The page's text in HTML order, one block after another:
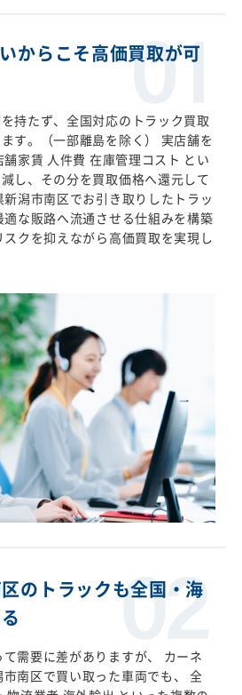
からこそ高価買取が可
持たず、全国対応のトラック買取
す。（一部離島を除く） 実店舗を
家賃 人件費 在庫管理コスト とい
し、その分を買取価格へ還元して
潟市南区でお引き取りしたトラッ
な販路へ流通させる仕組みを構築
スクを抑えながら高価買取を実現し
のトラックも全国・海
需要に差がありますが、 カーネ
南区で買い取った車両でも、 全